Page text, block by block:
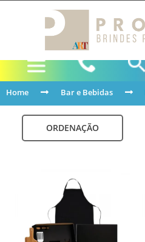
Home Bar e Bebidas
ORDENAÇÃO